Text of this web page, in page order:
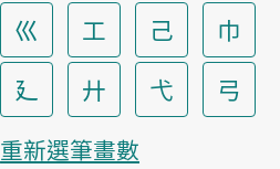
巛 工 己
巾
廴 廾 弋
弓
重新選筆畫數